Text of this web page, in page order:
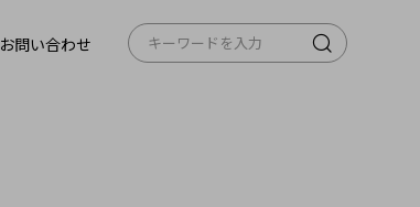
お問い合わせ